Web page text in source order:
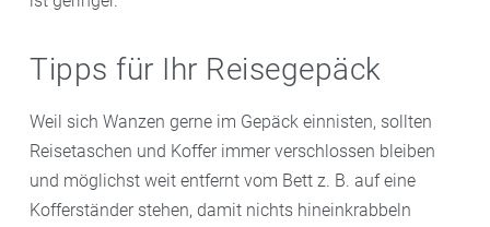
Tipps für Ihr Reisegepäck
Weil sich Wanzen gerne im Gepäck einnisten, sollten
Reisetaschen und Koffer immer verschlossen bleiben
und möglichst weit entfernt vom Bett z. B. auf eine
Kofferständer stehen, damit nichts hineinkrabbeln